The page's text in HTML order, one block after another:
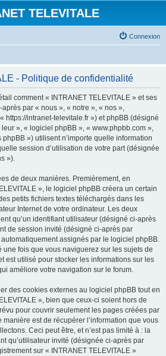
TELEVITALE
Connexion
- Politique de confidentialité
comment « INTRANET TELEVITALE » et ses
par « nous », « notre », « nos »,
https://intranet-televitale.fr ») et phpBB (désigné
», « logiciel phpBB », « www.phpbb.com »,
») utilisent n’importe quelle information
session d’utilisation de votre part (désignée
»).
de deux manières. Premièrement, en
», le logiciel phpBB créera un certain
petits fichiers textes téléchargés dans les
Internet de votre ordinateur. Les deux
qu’un identifiant utilisateur (désigné ci-après
de session invité (désigné ci-après par
assignés par le logiciel phpBB.
une fois que vous naviguerez sur les sujets de
est utilisé pour stocker les informations sur les
améliore votre navigation sur le forum.
des cookies externes au logiciel phpBB tout en
», bien que ceux-ci soient hors de
pour couvrir seulement les pages créées par
manière est de récupérer l’information que vous
Ceci peut être, et n’est pas limité à : la
qu’utilisateur invité (désignée ci-après par
sur « INTRANET TELEVITALE »